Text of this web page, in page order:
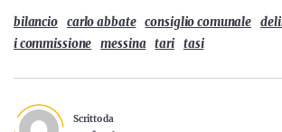
bilancio carlo abbate consiglio comunale
i commissione
messina tari tasi
Scritto da